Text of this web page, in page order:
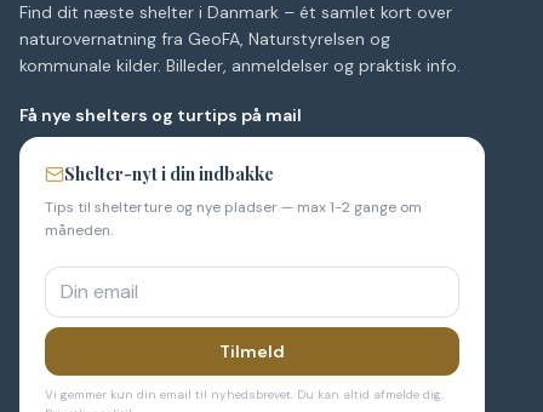
Find dit næste shelter i Danmark – ét samlet kort over
naturovernatning fra GeoFA, Naturstyrelsen og
kommunale kilder. Billeder, anmeldelser og praktisk info.
Få nye shelters og turtips på mail
Shelter-nyt i din indbakke
Tips til shelterture og nye pladser — max 1-2 gange om
måneden.
Tilmeld
Vi gemmer kun din email til nyhedsbrevet. Du kan altid afmelde dig.